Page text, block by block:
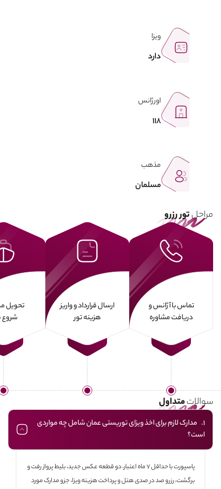
ویزا
دارد
اورژانس
118
مذهب
مسلمان
مراحلتور رزرو
تماس با آژانس و
دریافت مشاوره
ارسال قرارداد و واریز
هزینه تور
تحویل
شروع
سوالاتمتداول
1. مدارک لازم برای اخذ ویزای توریستی عمان شامل چه مواردی
است؟
پاسپورت با حداقل ۷ ماه اعتبار، دو قطعه عکس جدید، بلیط پرواز رفت و
برگشت، رزرو صد در صدی هتل و پرداخت هزینه ویزا، جزو مدارک مورد